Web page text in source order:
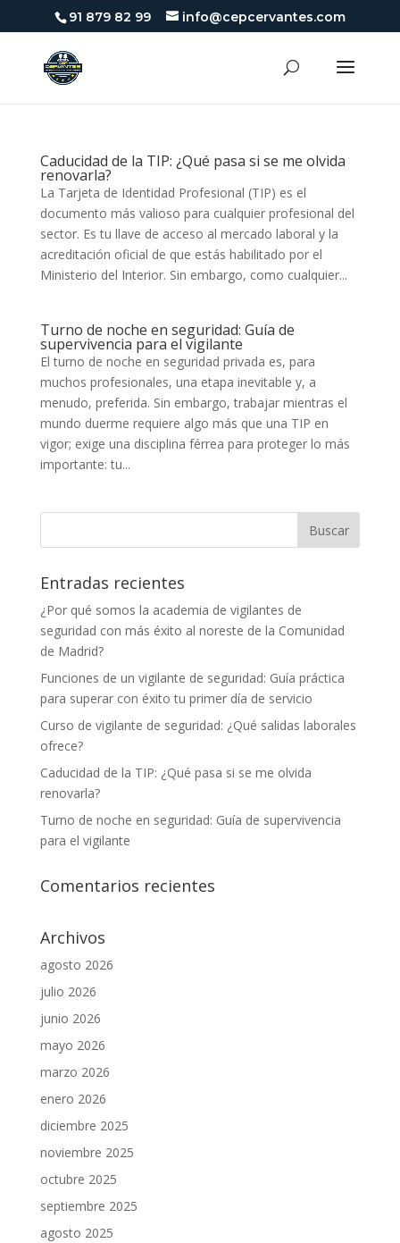
91 879 82 99 info@cepcervantes.com
Caducidad de la TIP: ¿Qué pasa si se me olvida
renovarla?
La Tarjeta de Identidad Profesional (TIP) es el
documento más valioso para cualquier profesional del
sector. Es tu llave de acceso al mercado laboral y la
acreditación oficial de que estás habilitado por el
Ministerio del Interior. Sin embargo, como cualquier...
Turno de noche en seguridad: Guía de
supervivencia para el vigilante
El turno de noche en seguridad privada es, para
muchos profesionales, una etapa inevitable y, a
menudo, preferida. Sin embargo, trabajar mientras el
mundo duerme requiere algo más que una TIP en
vigor; exige una disciplina férrea para proteger lo más
importante: tu...
Entradas recientes
¿Por qué somos la academia de vigilantes de
seguridad con más éxito al noreste de la Comunidad
de Madrid?
Funciones de un vigilante de seguridad: Guía práctica
para superar con éxito tu primer día de servicio
Curso de vigilante de seguridad: ¿Qué salidas laborales
ofrece?
Caducidad de la TIP: ¿Qué pasa si se me olvida
renovarla?
Turno de noche en seguridad: Guía de supervivencia
para el vigilante
Comentarios recientes
Archivos
agosto 2026
julio 2026
junio 2026
mayo 2026
marzo 2026
enero 2026
diciembre 2025
noviembre 2025
octubre 2025
septiembre 2025
agosto 2025